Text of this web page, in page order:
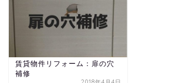
賃貸物件リフォーム：扉の穴
補修